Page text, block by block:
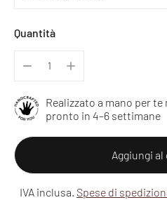
Quantità
Realizzato a mano per
pronto in 4–6 settimane
Aggiungi
IVA inclusa. Spese di